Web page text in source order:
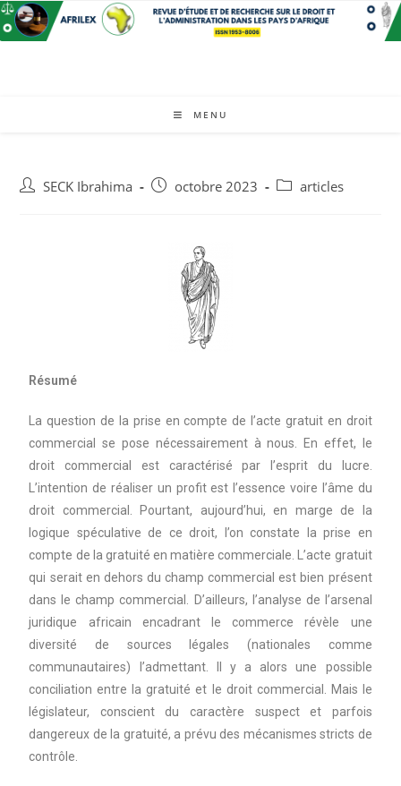
MENU
SECK Ibrahima octobre 2023 articles
Résumé
La question de la prise en compte de l’acte gratuit en droit
commercial se pose nécessairement à nous. En effet, le
droit commercial est caractérisé par l’esprit du lucre.
L’intention de réaliser un profit est l’essence voire l’âme du
droit commercial. Pourtant, aujourd’hui, en marge de la
logique spéculative de ce droit, l’on constate la prise en
compte de la gratuité en matière commerciale. L’acte gratuit
qui serait en dehors du champ commercial est bien présent
dans le champ commercial. D’ailleurs, l’analyse de l’arsenal
juridique africain encadrant le commerce révèle une
diversité de sources légales (nationales comme
communautaires) l’admettant. Il y a alors une possible
conciliation entre la gratuité et le droit commercial. Mais le
législateur, conscient du caractère suspect et parfois
dangereux de la gratuité, a prévu des mécanismes stricts de
contrôle.